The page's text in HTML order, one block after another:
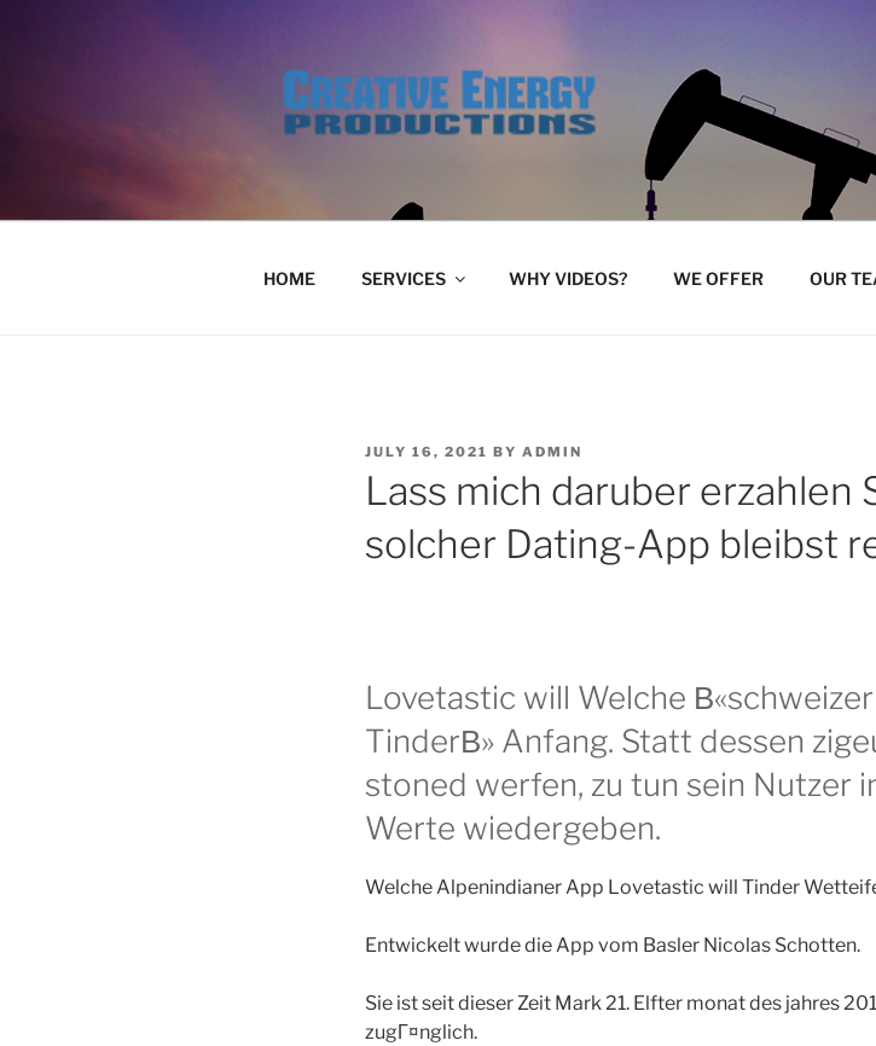
HOME SERVICES WHY VIDEOS? WE OFFER OUR
POSTED
JULY 16, 2021 BY ADMIN
Lass mich daruber erzahlen
solcher Dating-App bleibst
Lovetastic will Welche
TinderВ» Anfang. Statt dessen
stoned werfen, zu tun sein Nutzer
Werte wiedergeben.
Welche Alpenindianer App Lovetastic will Tinder
Entwickelt wurde die App vom Basler Nicolas Schotten.
Sie ist seit dieser Zeit Mark 21. Elfter monat des jahres
zugГ¤nglich.